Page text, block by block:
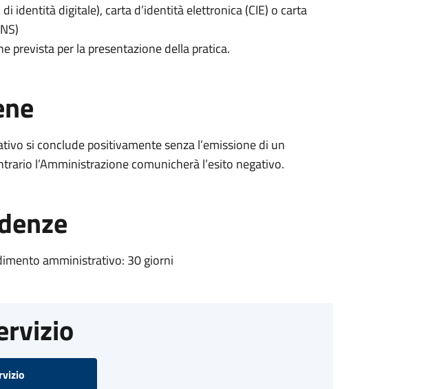
identità digitale), carta d’identità elettronica (CIE) o carta
prevista per la presentazione della pratica.
si conclude positivamente senza l’emissione di un
l’Amministrazione comunicherà l’esito negativo.
amministrativo: 30 giorni